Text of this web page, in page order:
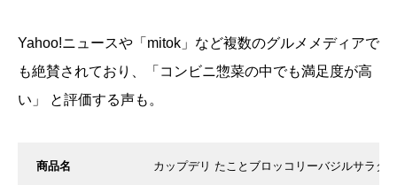
Yahoo!ニュースや「mitok」など複数のグルメメディアで
も絶賛されており、「コンビニ惣菜の中でも満足度が高
い」 と評価する声も。
商品名 カップデリ たことブロッコリーバジルサラダ